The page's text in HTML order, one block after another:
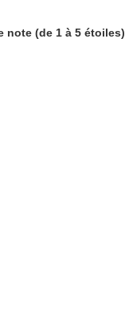
note (de 1 à 5 étoiles)